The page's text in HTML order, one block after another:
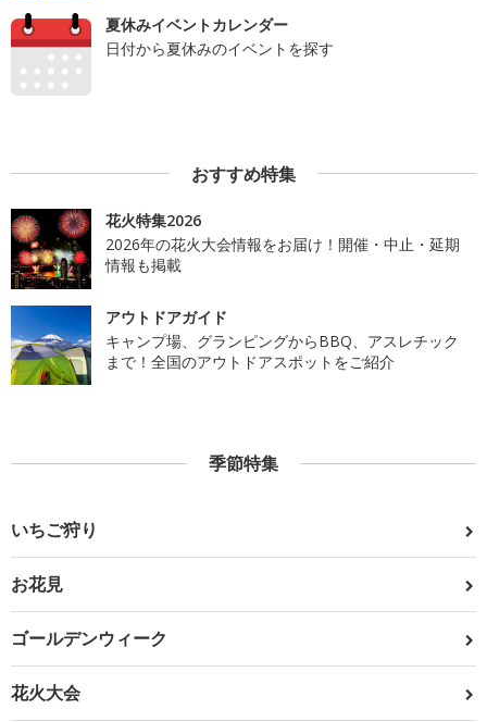
夏休みイベントカレンダー
日付から夏休みのイベントを探す
おすすめ特集
花火特集2026
2026年の花火大会情報をお届け！開催・中止・延期
情報も掲載
アウトドアガイド
キャンプ場、グランピングからBBQ、アスレチック
まで！全国のアウトドアスポットをご紹介
季節特集
いちご狩り
お花見
ゴールデンウィーク
花火大会